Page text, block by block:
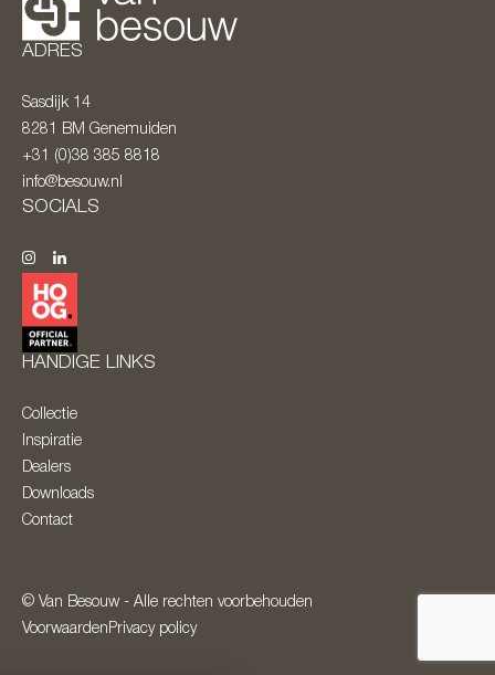
ADRES
Sasdijk 14
8281 BM Genemuiden
+31 (0)38 385 8818
info@besouw.nl
SOCIALS
HANDIGE LINKS
Collectie
Inspiratie
Dealers
Downloads
Contact
© Van Besouw - Alle rechten voorbehouden
Voorwaarden Privacy policy